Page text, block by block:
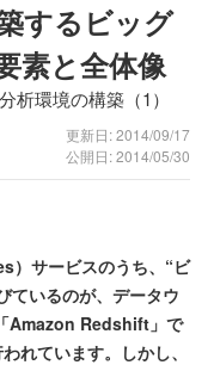
するビッグ
素と全体像
析環境の構築（1）
更新日: 2014/09/17
公開日: 2014/05/30
）サービスのうち、“ビ
ているのが、データウ
Amazon Redshift」で
れています。しかし、